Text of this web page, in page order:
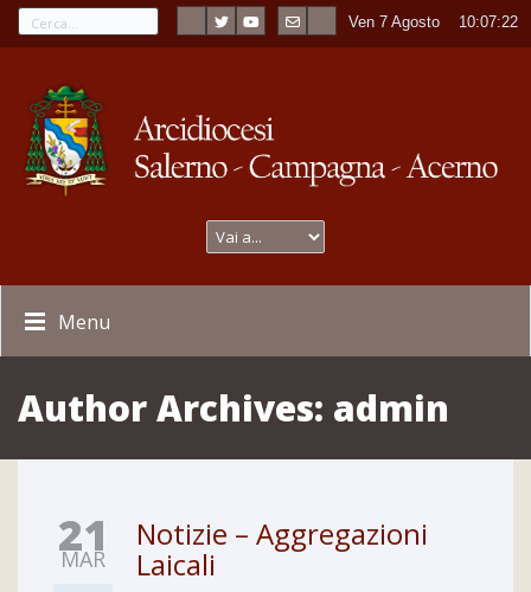
Ven 7 Agosto 10:07:23
Menu
Author Archives: admin
21
MAR
Notizie – Aggregazioni
Laicali